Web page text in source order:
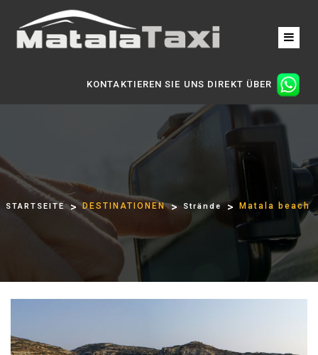
KONTAKTIEREN SIE UNS DIREKT ÜBER
STARTSEITE DESTINATIONEN Strände Matala beach